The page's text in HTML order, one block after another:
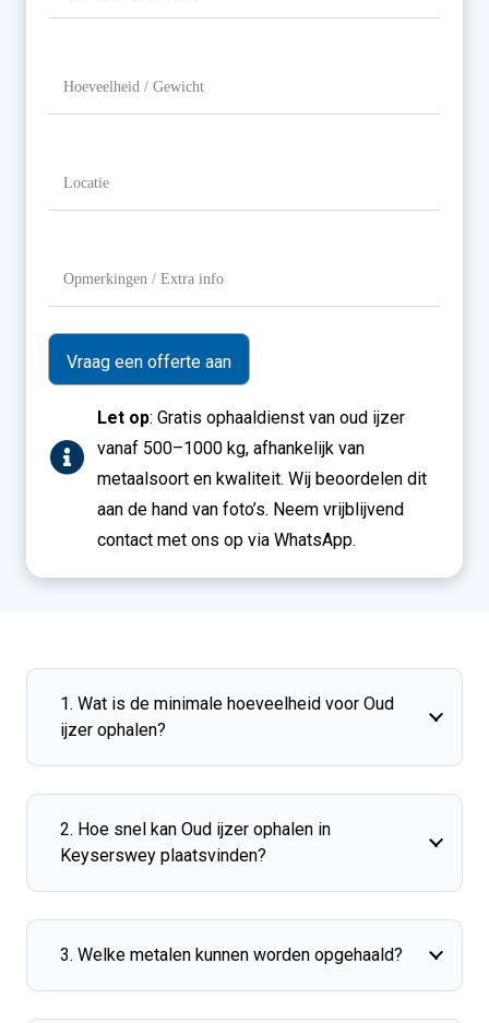
Hoeveelheid
Locatie
Opmerkingen
Extra
info
Let op: Gratis ophaaldienst van oud ijzer
vanaf 500–1000 kg, afhankelijk van
metaalsoort en kwaliteit. Wij beoordelen dit
aan de hand van foto’s. Neem vrijblijvend
contact met ons op via WhatsApp.
1. Wat is de minimale hoeveelheid voor Oud
ijzer ophalen?
2. Hoe snel kan Oud ijzer ophalen in
Keyserswey plaatsvinden?
3. Welke metalen kunnen worden opgehaald?